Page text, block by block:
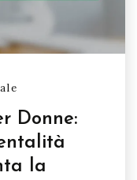
Donne:
la